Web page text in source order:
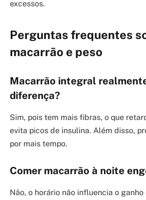
excessos.
Perguntas frequentes
macarrão e peso
Macarrão integral
diferença?
Sim, pois tem mais fibras, o que
evita picos de insulina. Além disso,
por mais tempo.
Comer macarrão à noite
Não, o horário não influencia o ganho